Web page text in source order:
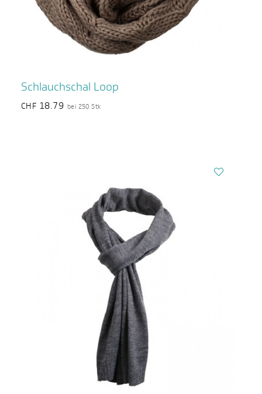
Schlauchschal Loop
CHF 18.79 bei 250 Stk